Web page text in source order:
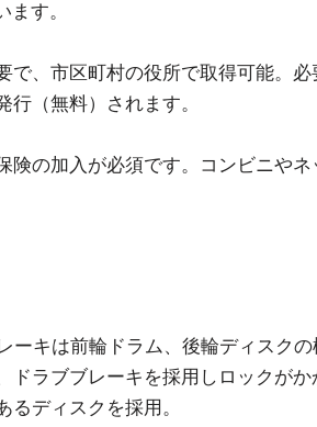
す。
で、市区町村の役所で取得可能。
（無料）されます。
険の加入が必須です。コンビニや
ーキは前輪ドラム、後輪ディスク
ドラブブレーキを採用しロックがか
るディスクを採用。